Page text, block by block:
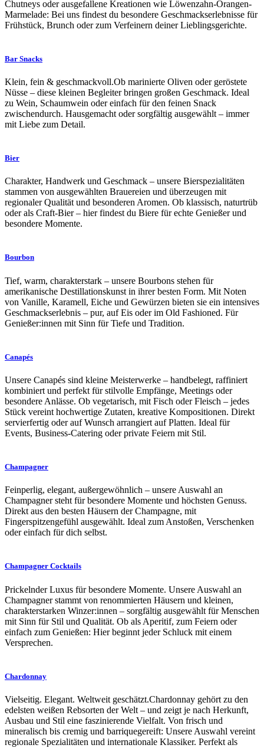
Chutneys oder ausgefallene Kreationen wie Löwenzahn-Orangen-
Marmelade: Bei uns findest du besondere Geschmackserlebnisse für
Frühstück, Brunch oder zum Verfeinern deiner Lieblingsgerichte.
Bar Snacks
Klein, fein & geschmackvoll.Ob marinierte Oliven oder geröstete
Nüsse – diese kleinen Begleiter bringen großen Geschmack. Ideal
zu Wein, Schaumwein oder einfach für den feinen Snack
zwischendurch. Hausgemacht oder sorgfältig ausgewählt – immer
mit Liebe zum Detail.
Bier
Charakter, Handwerk und Geschmack – unsere Bierspezialitäten
stammen von ausgewählten Brauereien und überzeugen mit
regionaler Qualität und besonderen Aromen. Ob klassisch, naturtrüb
oder als Craft-Bier – hier findest du Biere für echte Genießer und
besondere Momente.
Bourbon
Tief, warm, charakterstark – unsere Bourbons stehen für
amerikanische Destillationskunst in ihrer besten Form. Mit Noten
von Vanille, Karamell, Eiche und Gewürzen bieten sie ein intensives
Geschmackserlebnis – pur, auf Eis oder im Old Fashioned. Für
Genießer:innen mit Sinn für Tiefe und Tradition.
Canapés
Unsere Canapés sind kleine Meisterwerke – handbelegt, raffiniert
kombiniert und perfekt für stilvolle Empfänge, Meetings oder
besondere Anlässe. Ob vegetarisch, mit Fisch oder Fleisch – jedes
Stück vereint hochwertige Zutaten, kreative Kompositionen. Direkt
servierfertig oder auf Wunsch arrangiert auf Platten. Ideal für
Events, Business-Catering oder private Feiern mit Stil.
Champagner
Feinperlig, elegant, außergewöhnlich – unsere Auswahl an
Champagner steht für besondere Momente und höchsten Genuss.
Direkt aus den besten Häusern der Champagne, mit
Fingerspitzengefühl ausgewählt. Ideal zum Anstoßen, Verschenken
oder einfach für dich selbst.
Champagner Cocktails
Prickelnder Luxus für besondere Momente. Unsere Auswahl an
Champagner stammt von renommierten Häusern und kleinen,
charakterstarken Winzer:innen – sorgfältig ausgewählt für Menschen
mit Sinn für Stil und Qualität. Ob als Aperitif, zum Feiern oder
einfach zum Genießen: Hier beginnt jeder Schluck mit einem
Versprechen.
Chardonnay
Vielseitig. Elegant. Weltweit geschätzt.Chardonnay gehört zu den
edelsten weißen Rebsorten der Welt – und zeigt je nach Herkunft,
Ausbau und Stil eine faszinierende Vielfalt. Von frisch und
mineralisch bis cremig und barriquegereift: Unsere Auswahl vereint
regionale Spezialitäten und internationale Klassiker. Perfekt als